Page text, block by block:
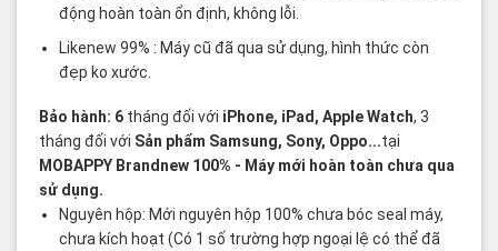
động hoàn toàn ổn định, không lỗi.
Likenew 99% : Máy cũ đã qua sử dụng, hình thức còn
đẹp ko xước.
Bảo hành: 6 tháng đối với iPhone, iPad, Apple Watch, 3
tháng đối với Sản phẩm Samsung, Sony, Oppo...tại
MOBAPPY Brandnew 100% - Máy mới hoàn toàn chưa qua
sử dụng.
Nguyên hộp: Mới nguyên hộp 100% chưa bóc seal máy,
chưa kích hoạt (Có 1 số trường hợp ngoại lệ có thể đã